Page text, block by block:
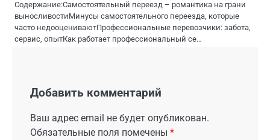
Содержание:Самостоятельный переезд – романтика на грани
выносливостиМинусы самостоятельного переезда, которые
часто недооцениваютПрофессиональные перевозчики: забота,
сервис, опытКак работает профессиональный се…
Добавить комментарий
Ваш адрес email не будет опубликован.
Обязательные поля помечены *